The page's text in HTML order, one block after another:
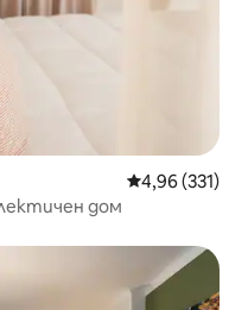
Средна
4,96 (331)
дом